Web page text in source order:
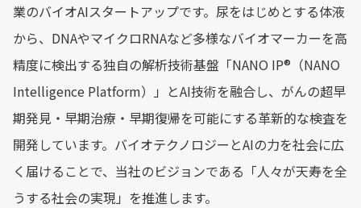
業のバイオAIスタートアップです。尿をはじめとする体液
から、DNAやマイクロRNAなど多様なバイオマーカーを高
精度に検出する独自の解析技術基盤「NANO IP®︎（NANO
Intelligence Platform）」とAI技術を融合し、がんの超早
期発見・早期治療・早期復帰を可能にする革新的な検査を
開発しています。バイオテクノロジーとAIの力を社会に広
く届けることで、当社のビジョンである「人々が天寿を全
うする社会の実現」を推進します。